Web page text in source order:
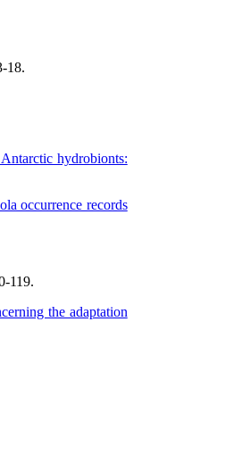
18.
hydrobionts:
occurrence records
119.
the adaptation